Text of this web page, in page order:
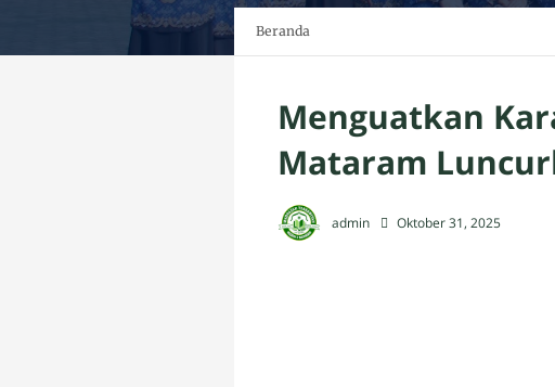
Beranda
Menguatkan
Mataram
admin Oktober 31, 2025